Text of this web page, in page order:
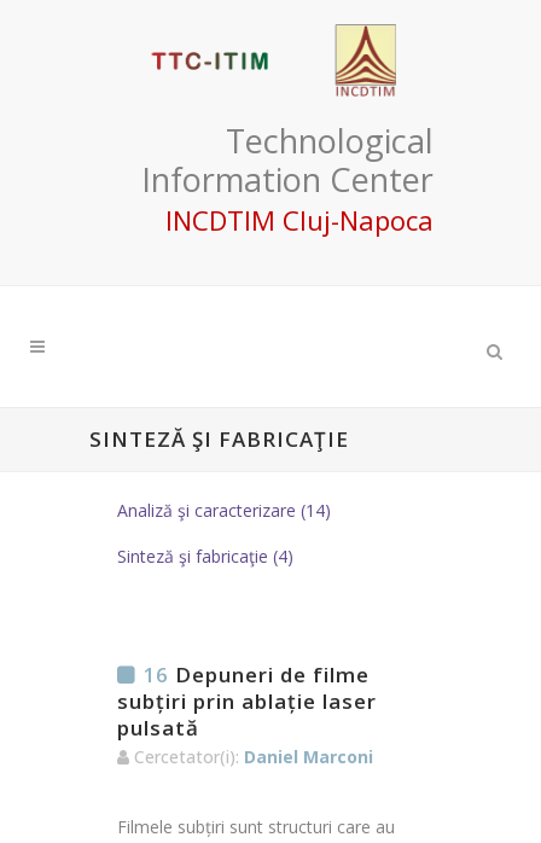
Technological
Information Center
INCDTIM Cluj-Napoca
SINTEZĂ ŞI FABRICAŢIE
Analiză şi caracterizare (14)
Sinteză şi fabricaţie (4)
16 Depuneri de filme
subțiri prin ablație laser
pulsată
Cercetator(i): Daniel Marconi
Filmele subțiri sunt structuri care au